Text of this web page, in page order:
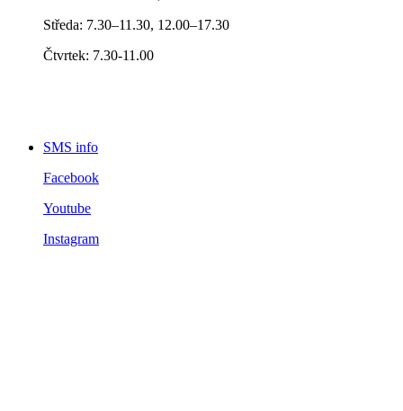
Středa: 7.30–11.30, 12.00–17.30
Čtvrtek: 7.30-11.00
SMS info
Facebook
Youtube
Instagram